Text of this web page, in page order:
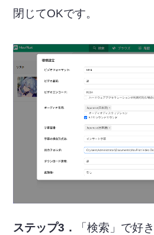
閉じてOKです。
ステップ3．
「検索」で好